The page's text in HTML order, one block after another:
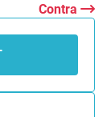
Contra